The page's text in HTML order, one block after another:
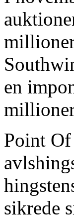
en
Point
sikrede